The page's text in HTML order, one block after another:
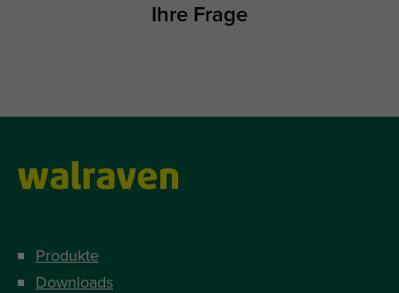
Ihre Frage
Produkte
Downloads